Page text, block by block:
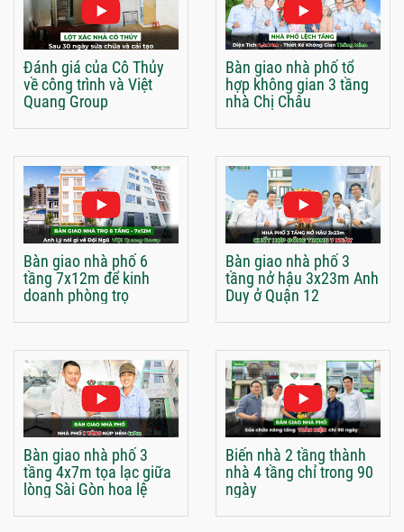
Đánh giá của Cô Thủy
về công trình và Việt
Quang Group
Bàn giao nhà phố tổ
hợp không gian 3 tầng
nhà Chị Châu
Bàn giao nhà phố 6
tầng 7x12m để kinh
doanh phòng trọ
Bàn giao nhà phố 3
tầng nở hậu 3x23m Anh
Duy ở Quận 12
Bàn giao nhà phố 3
tầng 4x7m tọa lạc giữa
lòng Sài Gòn hoa lệ
Biến nhà 2 tầng thành
nhà 4 tầng chỉ trong 90
ngày